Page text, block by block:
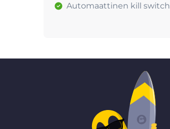
Automaattinen kill switch